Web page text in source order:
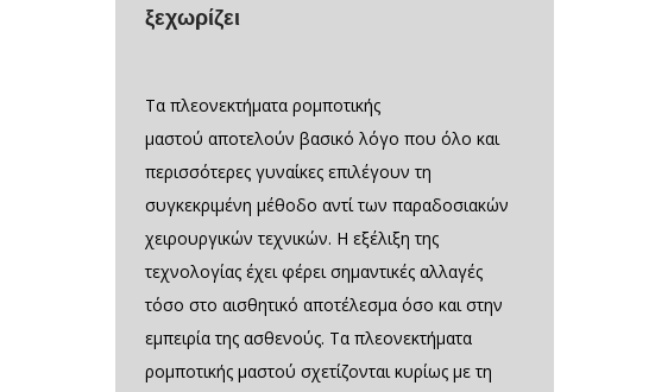
ξεχωρίζει
Τα πλεονεκτήματα ρομποτικής
μαστού αποτελούν βασικό λόγο που όλο και
περισσότερες γυναίκες επιλέγουν τη
συγκεκριμένη μέθοδο αντί των παραδοσιακών
χειρουργικών τεχνικών. Η εξέλιξη της
τεχνολογίας έχει φέρει σημαντικές αλλαγές
τόσο στο αισθητικό αποτέλεσμα όσο και στην
εμπειρία της ασθενούς. Τα πλεονεκτήματα
ρομποτικής μαστού σχετίζονται κυρίως με τη